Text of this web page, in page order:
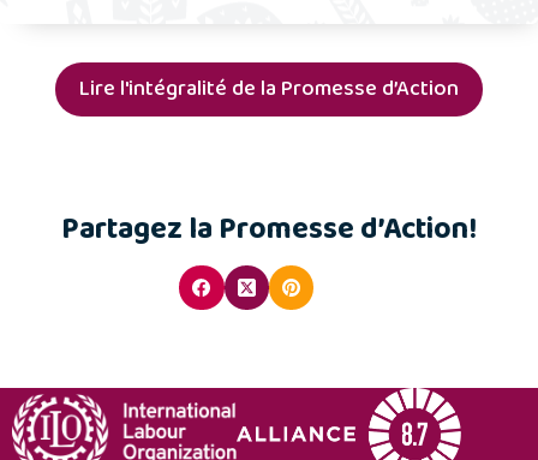
Lire l'intégralité de la Promesse d’Action
Partagez la Promesse d’Action!